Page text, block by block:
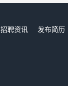
招聘资讯 发布简历